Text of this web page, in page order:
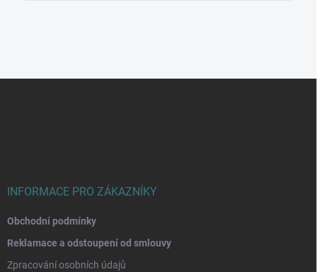
INFORMACE PRO ZÁKAZNÍKY
Obchodní podmínky
Reklamace a odstoupení od smlouvy
Zpracování osobních údajů